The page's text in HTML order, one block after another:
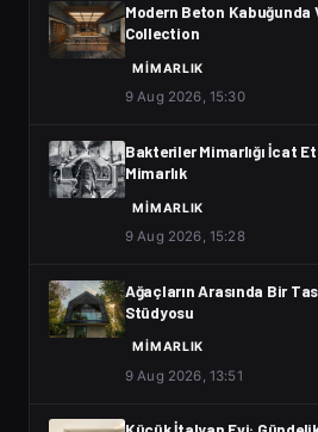
Modern Beton Kabuğunda
Collection
MIMARLIK
9 Aug 2026, 15:30
Bakteriler Mimarlığı İcat
Mimarlık
MIMARLIK
9 Aug 2026, 15:28
Ağaçların Arasında Bir
Stüdyosu
MIMARLIK
9 Aug 2026, 13:51